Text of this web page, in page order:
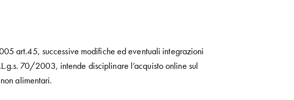
art.45, successive modifiche ed eventuali integrazioni
70/2003, intende disciplinare l’acquisto online sul
alimentari.